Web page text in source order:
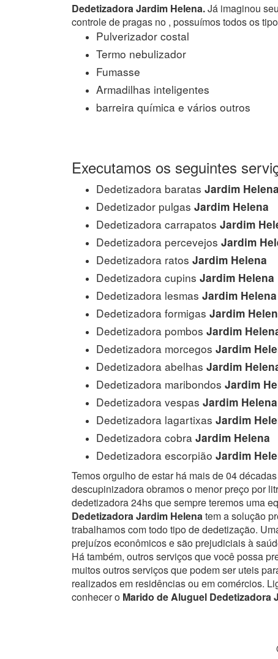
Dedetizadora Jardim Helena.Já imaginou
controle de pragas no , possuímos todos os
Pulverizador costal
Termo nebulizador
Fumasse
Armadilhas inteligentes
barreira química e vários outros
Executamos os seguintes
Dedetizadora baratas Jardim Helena
Dedetizador pulgas Jardim Helena
Dedetizadora carrapatos Jardim
Dedetizadora percevejos Jardim
Dedetizadora ratos Jardim Helena
Dedetizadora cupins Jardim Helena
Dedetizadora lesmas Jardim Helena
Dedetizadora formigas Jardim
Dedetizadora pombos Jardim
Dedetizadora morcegos Jardim
Dedetizadora abelhas Jardim
Dedetizadora maribondos Jardim
Dedetizadora vespas Jardim Helena
Dedetizadora lagartixas Jardim
Dedetizadora cobra Jardim Helena
Dedetizadora escorpião Jardim
Temos orgulho de estar há mais de 04
descupinizadora obramos o menor preço por
dedetizadora 24hs que sempre teremos uma
Dedetizadora Jardim Helenatem a solução
trabalhamos com todo tipo de dedetização.
prejuízos econômicos e são prejudiciais à
Há também, outros serviços que você possa
muitos outros serviços que podem ser uteis
realizados em residências ou em comércios.
conhecer o Marido de Aluguel Dedetizadora